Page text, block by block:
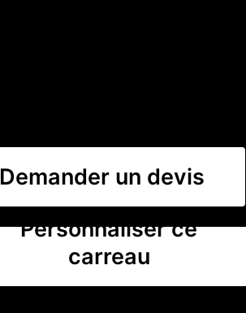
Demander un devis
Personnaliser ce
carreau